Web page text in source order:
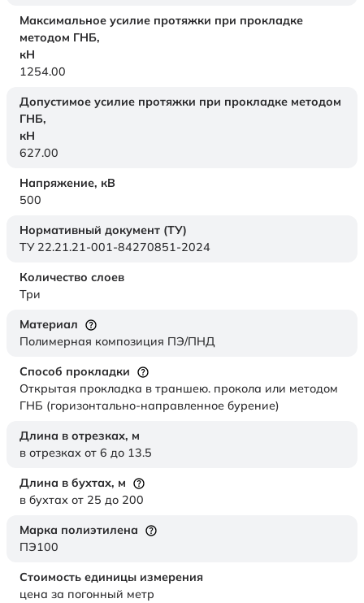
Максимальное усилие протяжки при прокладке
методом ГНБ,
кН
1254.00
Допустимое усилие протяжки при прокладке методом
ГНБ,
кН
627.00
Напряжение, кВ
500
Нормативный документ (ТУ)
ТУ 22.21.21-001-84270851-2024
Количество слоев
Три
Материал
Полимерная композиция ПЭ/ПНД
Способ прокладки
Открытая прокладка в траншею. прокола или методом
ГНБ (горизонтально-направленное бурение)
Длина в отрезках, м
в отрезках от 6 до 13.5
Длина в бухтах, м
в бухтах от 25 до 200
Марка полиэтилена
ПЭ100
Стоимость единицы измерения
цена за погонный метр